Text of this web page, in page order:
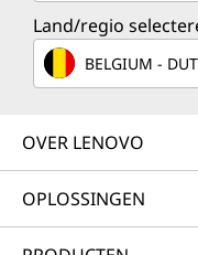
Land/regio
BELGIUM -
OVER LENOVO
OPLOSSINGEN